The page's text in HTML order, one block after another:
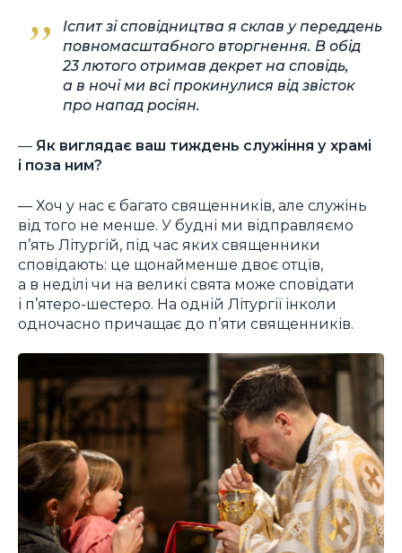
Іспит зі сповідництва я склав у переддень
повномасштабного вторгнення. В обід
23 лютого отримав декрет на сповідь,
а в ночі ми всі прокинулися від звісток
про напад росіян.
— Як виглядає ваш тиждень служіння у храмі
і поза ним?
— Хоч у нас є багато священників, але служінь
від того не менше. У будні ми відправляємо
п’ять Літургій, під час яких священники
сповідають: це щонайменше двоє отців,
а в неділі чи на великі свята може сповідати
і п’ятеро-шестеро. На одній Літургії інколи
одночасно причащає до п’яти священників.